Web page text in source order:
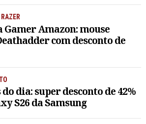
Gamer Amazon: mouse
com desconto de
dia: super desconto de 42%
S26 da Samsung